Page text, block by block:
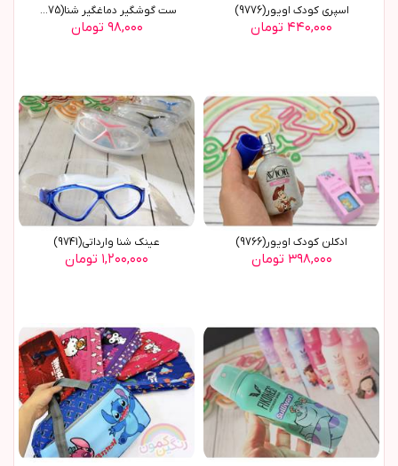
اسپری کودک اویور(9776)
۴۴۰,۰۰۰ تومان
ست گوشگیر دماغگیر شنا(9775)
۹۸,۰۰۰ تومان
ادکلن کودک اویور(9766)
۳۹۸,۰۰۰ تومان
عینک شنا وارداتی(9741)
۱,۲۰۰,۰۰۰ تومان